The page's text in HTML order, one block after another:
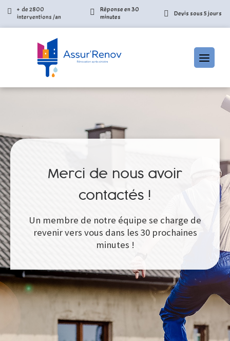
+ de 2800
interventions /an
Réponse en 30
minutes
Devis sous 5 jours
Merci de nous avoir
contactés !
Un membre de notre équipe se charge de
revenir vers vous dans les 30 prochaines
minutes !